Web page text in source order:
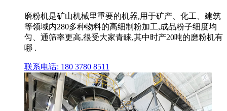
磨粉机是矿山机械里重要的机器,用于矿产、化工、建筑
等领域内280多种物料的高细制粉加工,成品粉子细度均
匀、通筛率更高,很受大家青睐,其中时产20吨的磨粉机有
哪 .
联系电话: 180 3780 8511